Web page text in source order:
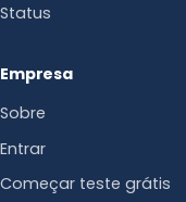
Status
Empresa
Sobre
Entrar
Começar teste grátis